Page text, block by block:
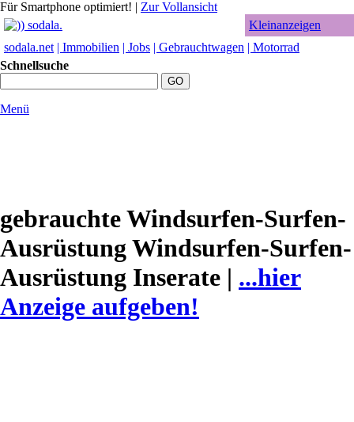
Für Smartphone optimiert! | Zur Vollansicht
Kleinanzeigen
sodala.net | Immobilien | Jobs | Gebrauchtwagen | Motorrad
Schnellsuche
Menü
gebrauchte Windsurfen-Surfen-
Ausrüstung Windsurfen-Surfen-
Ausrüstung Inserate | ...hier
Anzeige aufgeben!